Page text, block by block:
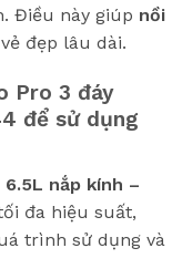
Điều này giúp nồi
đẹp lâu dài.
Pro 3 đáy
để sử dụng
nắp kính –
đa hiệu suất,
trình sử dụng và